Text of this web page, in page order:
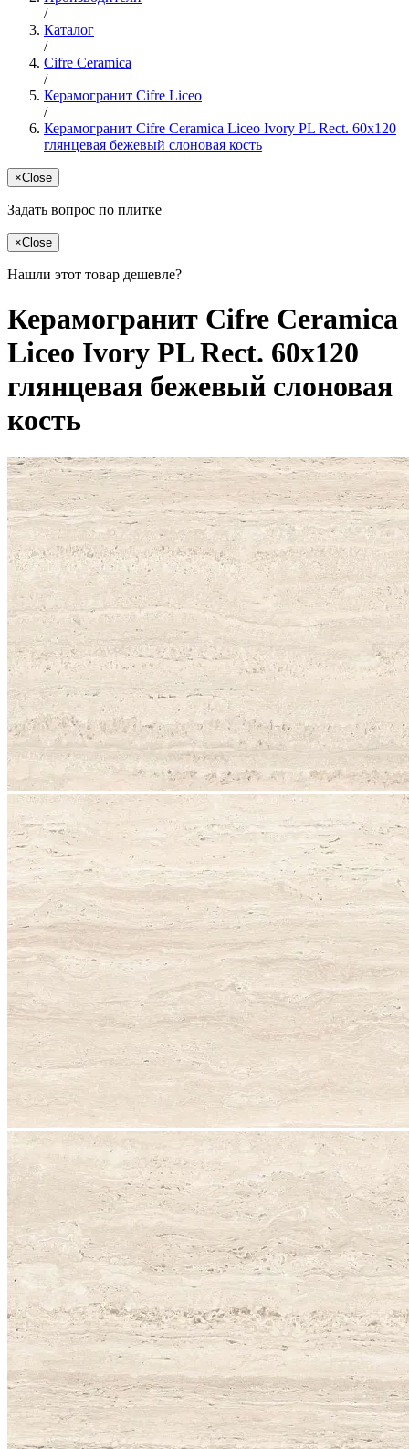
/
Каталог
/
Cifre Ceramica
/
Керамогранит Cifre Liceo
/
Керамогранит Cifre Ceramica Liceo Ivory PL Rect. 60x120
глянцевая бежевый слоновая кость
×Close
Задать вопрос по плитке
×Close
Нашли этот товар дешевле?
Керамогранит Cifre Ceramica
Liceo Ivory PL Rect. 60x120
глянцевая бежевый слоновая
кость